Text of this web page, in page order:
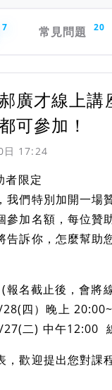
7 常見問題 20
郝廣才線上
可參加！
日 17:24
者限定
們特別加開一場
參加名額，每位贊
訴你，怎麼幫助
報名截止後，會將
四）晚上
二) 中午12:00
，歡迎提出您對課